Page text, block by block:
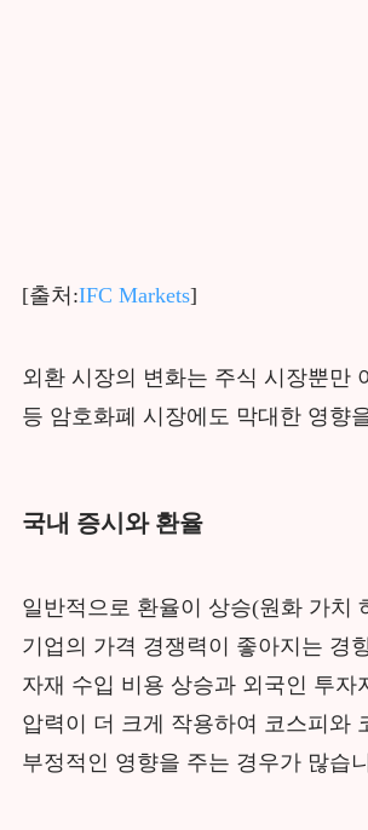
[출처:IFC Markets]
외환 시장의 변화는 주식 시장뿐만
등 암호화폐 시장에도 막대한 영향
국내 증시와 환율
일반적으로 환율이 상승(원화 가치
기업의 가격 경쟁력이 좋아지는 경
자재 수입 비용 상승과 외국인 투자
압력이 더 크게 작용하여 코스피와
부정적인 영향을 주는 경우가 많습